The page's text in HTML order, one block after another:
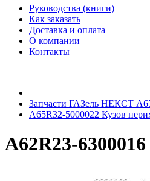
Руководства (книги)
Как заказать
Доставка и оплата
О компании
Контакты
Запчасти ГАЗель НЕКСТ
A65R32-5000022 Кузов
А62R23-